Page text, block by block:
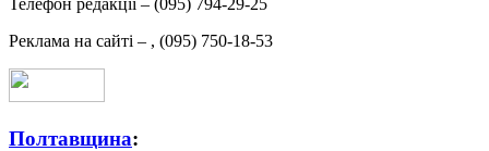
Телефон редакції – (095) 794-29-25
Реклама на сайті – , (095) 750-18-53
Полтавщина: